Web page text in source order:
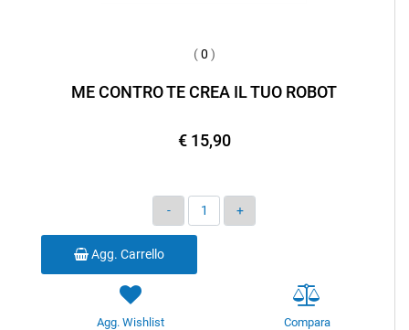
(0 )
ME CONTRO TE CREA IL TUO ROBOT
€ 15,90
Quantità
Agg. Carrello
Agg. Wishlist Compara